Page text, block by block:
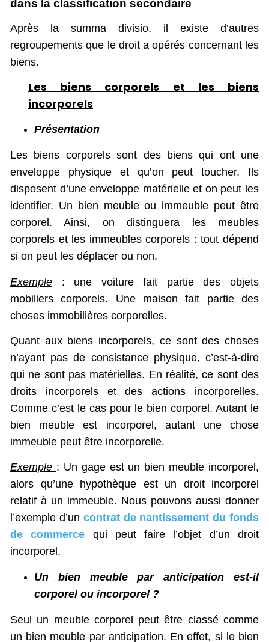
dans la classification secondaire
Après la summa divisio, il existe d’autres
regroupements que le droit a opérés concernant les
biens.
Les biens corporels et les biens
incorporels
Présentation
Les biens corporels sont des biens qui ont une
enveloppe physique et qu’on peut toucher. Ils
disposent d’une enveloppe matérielle et on peut les
identifier. Un bien meuble ou immeuble peut être
corporel. Ainsi, on distinguera les meubles
corporels et les immeubles corporels : tout dépend
si on peut les déplacer ou non.
Exemple : une voiture fait partie des objets
mobiliers corporels. Une maison fait partie des
choses immobilières corporelles.
Quant aux biens incorporels, ce sont des choses
n’ayant pas de consistance physique, c’est-à-dire
qui ne sont pas matérielles. En réalité, ce sont des
droits incorporels et des actions incorporelles.
Comme c’est le cas pour le bien corporel. Autant le
bien meuble est incorporel, autant une chose
immeuble peut être incorporelle.
Exemple : Un gage est un bien meuble incorporel,
alors qu’une hypothèque est un droit incorporel
relatif à un immeuble. Nous pouvons aussi donner
l’exemple d’un contrat de nantissement du fonds
de commerce qui peut faire l’objet d’un droit
incorporel.
Un bien meuble par anticipation est-il
corporel ou incorporel ?
Seul un meuble corporel peut être classé comme
un bien meuble par anticipation. En effet, si le bien